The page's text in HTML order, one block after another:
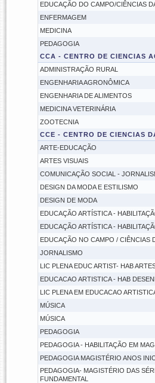
EDUCAÇÃO DO CAMPO/CIÊNCIAS
ENFERMAGEM
MEDICINA
PEDAGOGIA
CCA - CENTRO DE CIENCIAS
ADMINISTRAÇÃO RURAL
ENGENHARIA AGRONÔMICA
ENGENHARIA DE ALIMENTOS
MEDICINA VETERINÁRIA
ZOOTECNIA
CCE - CENTRO DE CIENCIAS
ARTE-EDUCAÇÃO
ARTES VISUAIS
COMUNICAÇÃO SOCIAL -
DESIGN DA MODA E ESTILISMO
DESIGN DE MODA
EDUCAÇÃO ARTÍSTICA -
EDUCAÇÃO ARTÍSTICA -
EDUCAÇÃO NO CAMPO / CIÊNCIAS
JORNALISMO
LIC PLENA EDUC ARTIST- HAB
EDUCACAO ARTISTICA - HAB
LIC PLENA EM EDUCACAO
MÚSICA
MÚSICA
PEDAGOGIA
PEDAGOGIA - HABILITAÇÃO EM
PEDAGOGIA MAGISTÉRIO ANOS
PEDAGOGIA- MAGISTÉRIO DAS
FUNDAMENTAL